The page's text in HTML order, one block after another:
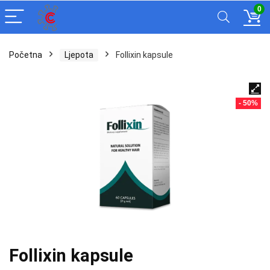
0
Početna Ljepota Follixin kapsule
- 50%
Follixin kapsule